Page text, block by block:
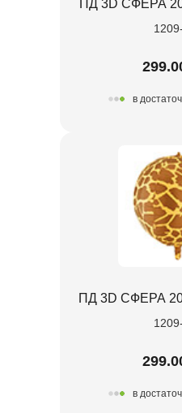
ПД 3D СФЕРА
в
ПД 3D СФЕРА
в